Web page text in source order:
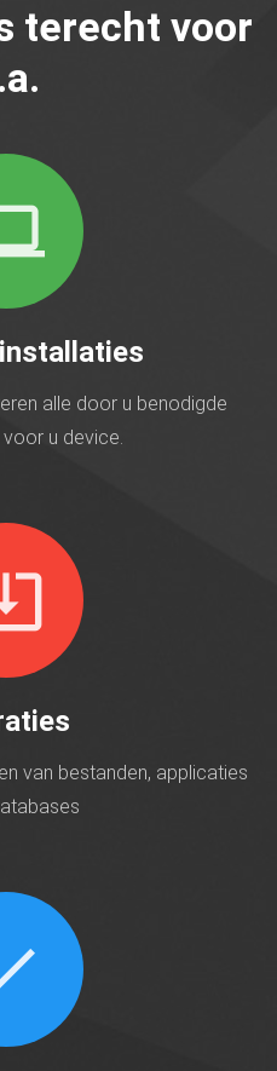
terecht voor
alle door u benodigde
u device.
van bestanden, applicaties